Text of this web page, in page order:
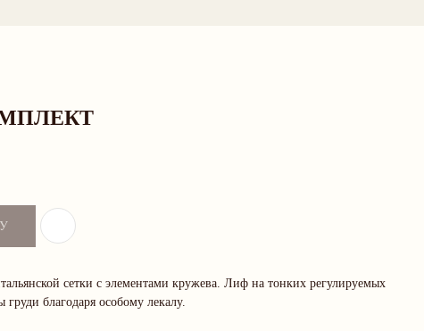
сетки с элементами кружева. Лиф на тонких регулируемых
благодаря особому лекалу.